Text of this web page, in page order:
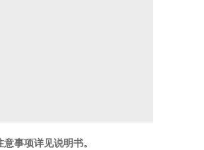
事项详见说明书。